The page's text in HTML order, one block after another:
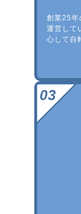
創業25年
運営して
心して自